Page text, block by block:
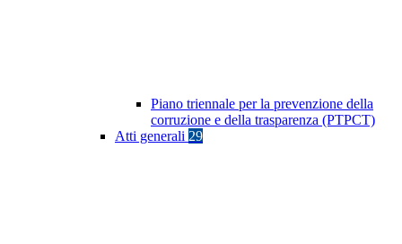
Piano triennale per la prevenzione della
corruzione e della trasparenza (PTPCT)
Atti generali 29